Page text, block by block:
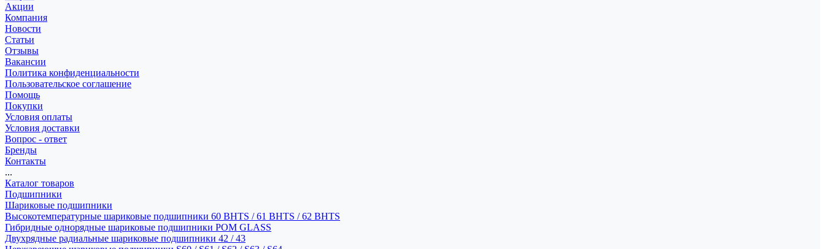
Акции
Компания
Новости
Статьи
Отзывы
Вакансии
Политика конфиденциальности
Пользовательское соглашение
Помощь
Покупки
Условия оплаты
Условия доставки
Вопрос - ответ
Бренды
Контакты
...
Каталог товаров
Подшипники
Шариковые подшипники
Высокотемпературные шариковые подшипники 60 BHTS / 61 BHTS / 62 BHTS
Гибридные однорядные шариковые подшипники POM GLASS
Двухрядные радиальные шариковые подшипники 42 / 43